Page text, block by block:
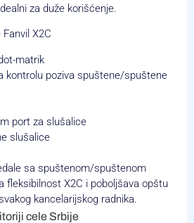
za duže korišćenje.
X2C
matrik
kontrolu poziva spuštene/spuštene
port za slušalice
slušalice
sa spuštenom/spuštenom
fleksibilnost X2C i poboljšava opštu
kancelarijskog radnika.
cele Srbije